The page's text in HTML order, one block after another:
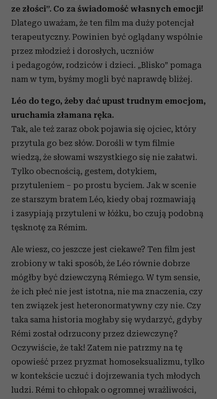
ze złości”. Co za świadomość własnych emocji!
Dlatego uważam, że ten film ma duży potencjał
terapeutyczny. Powinien być oglądany wspólnie
przez młodzież i dorosłych, uczniów
i pedagogów, rodziców i dzieci. „Blisko” pomaga
nam w tym, byśmy mogli być naprawdę bliżej.
Léo do tego, żeby dać upust trudnym emocjom,
uruchamia złamana ręka.
Tak, ale też zaraz obok pojawia się ojciec, który
przytula go bez słów. Dorośli w tym filmie
wiedzą, że słowami wszystkiego się nie załatwi.
Tylko obecnością, gestem, dotykiem,
przytuleniem – po prostu byciem. Jak w scenie
ze starszym bratem Léo, kiedy obaj rozmawiają
i zasypiają przytuleni w łóżku, bo czują podobną
tęsknotę za Rémim.
Ale wiesz, co jeszcze jest ciekawe? Ten film jest
zrobiony w taki sposób, że Léo równie dobrze
mógłby być dziewczyną Rémiego. W tym sensie,
że ich płeć nie jest istotna, nie ma znaczenia, czy
ten związek jest heteronormatywny czy nie. Czy
taka sama historia mogłaby się wydarzyć, gdyby
Rémi został odrzucony przez dziewczynę?
Oczywiście, że tak! Zatem nie patrzmy na tę
opowieść przez pryzmat homoseksualizmu, tylko
w kontekście uczuć i dojrzewania tych młodych
ludzi. Rémi to chłopak o ogromnej wrażliwości,